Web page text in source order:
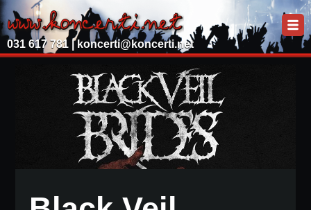
031 617 781 | koncerti@koncerti.net